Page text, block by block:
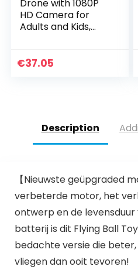
Drone with 1080P
HD Camera for
Adults and Kids,
Wide Angle FPV Live
€37.05
Description
【Nieuwste geüpgraded
verbeterde motor, het
ontwerp en de levensduur
batterij is dit Flying Ball
bedachte versie die
vliegen dan ooit tevoren!